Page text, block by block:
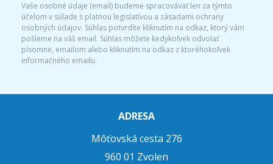
Vaše osobné údaje (email) budeme spracovávať len za týmto
účelom v súlade s platnou legislatívou a zásadami ochrany
osobných údajov. Súhlas potvrdíte kliknutím na odkaz, ktorý vám
pošleme na váš email. Súhlas môžete kedykoľvek odvolať
písomne, emailom alebo kliknutím na odkaz z ktoréhokoľvek
informačného emailu.
ADRESA
Môťovská cesta 276
960 01 Zvolen